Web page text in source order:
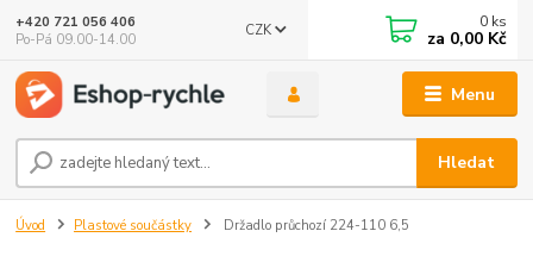
Menu
CZK
Hledat
+420 721 056 406
Po-Pá 09.00-14.00
0 ks
za 0,00 Kč
Úvod Plastové součástky Držadlo průchozí 224-110 6,5